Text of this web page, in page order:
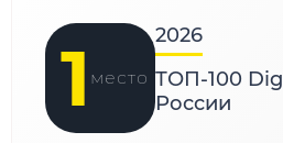
1 место
2026
ТОП-100
России